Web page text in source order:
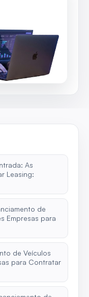
As
Leasing:
de
Empresas para
de Veículos
para Contratar